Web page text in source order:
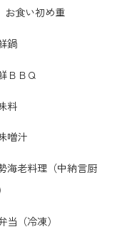
お食い初め重
鍋
ＢＢＱ
料
噌汁
海老料理（中納言厨
当（冷凍）